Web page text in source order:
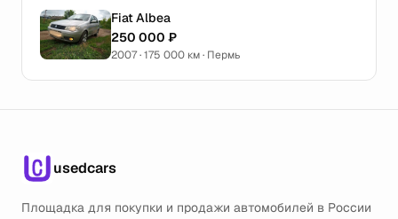
Fiat Albea
250 000 ₽
2007 · 175 000 км · Пермь
usedcars
Площадка для покупки и продажи автомобилей в России